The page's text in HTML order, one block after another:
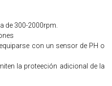
de 300-2000rpm.
con un sensor de PH o
la proteeción adicional de la